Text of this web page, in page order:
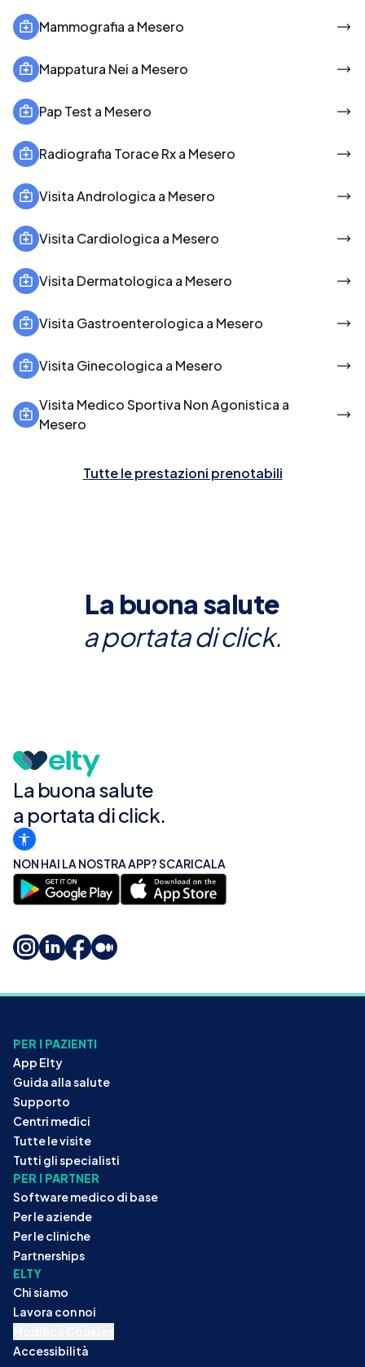
Mammografia a Mesero
Mappatura Nei a Mesero
Pap Test a Mesero
Radiografia Torace Rx a Mesero
Visita Andrologica a Mesero
Visita Cardiologica a Mesero
Visita Dermatologica a Mesero
Visita Gastroenterologica a Mesero
Visita Ginecologica a Mesero
Visita Medico Sportiva Non Agonistica a
Mesero
Tutte le prestazioni prenotabili
La buona salute
a portata di click.
La buona salute
a portata di click.
NON HAI LA NOSTRA APP? SCARICALA
PER I PAZIENTI
App Elty
Guida alla salute
Supporto
Centri medici
Tutte le visite
Tutti gli specialisti
PER I PARTNER
Software medico di base
Per le aziende
Per le cliniche
Partnerships
ELTY
Chi siamo
Lavora con noi
Accessibilità